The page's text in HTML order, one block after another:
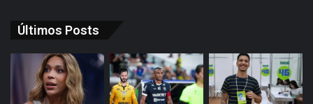
Últimos Posts